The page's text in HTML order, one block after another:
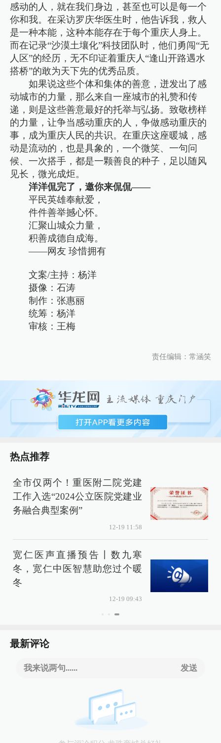
感动的人，就在我们身边，甚至也可以是每一个
你和我。在采访罗庆华医生时，他告诉我，救人
是一种本能，这种本能存在于每个重庆人身上。
而在记录“沙漠土壤化”科技团队时，他们勇闯“无
人区”的经历，无不印证着重庆人“逢山开路遇水
搭桥”的敢为天下先的优秀品质。
如果说这些个体和集体的善意，迸发出了感
动城市的力量，那么来自一座城市的礼赞和传
递，则是这些善意最好的托举与弘扬。致敬榜样
的力量，让争当感动重庆的人，争做感动重庆的
事，成为重庆人民的共识。在重庆这座暖城，感
动是流动的，也是具象的，一个微笑、一句问
候、一次搭手，都是一颗善良的种子，足以随风
见长，微光成炬。
洋洋侃完了，邀你来侃侃——
平民英雄奉献爱，
件件善举撼心怀。
汇聚山城众力量，
积善成德自成海。
——网友 珍惜拥有
文案/主持：杨洋
摄像：石涛
制作：张惠丽
统筹：杨洋
审核：王梅
责任编辑：常涵笑
热点推荐
全市仅两个！重医附二院党建
工作入选“2024公立医院党建业
务融合典型案例”
12-19 11:58
宽仁医声直播预告丨数九寒
冬，宽仁中医智慧助您过个暖
冬
12-19 09:43
最新评论
我来说两句...... 发送